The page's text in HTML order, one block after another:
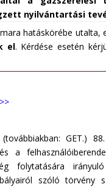
nyilvántartási
hatáskörébe utalta,
el. Kérdése esetén
GET.)
a
folytatására
szóló törvény